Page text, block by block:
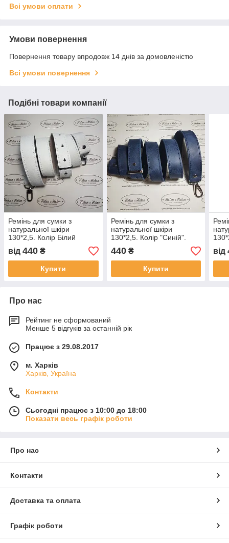
Всі умови оплати
Умови повернення
Повернення товару впродовж 14 днів за домовленістю
Всі умови повернення
Подібні товари компанії
Ремінь для сумки з
натуральної шкіри
130*2,5. Колір Білий
від 440 ₴
Купити
Ремінь для сумки з
натуральної шкіри
130*2,5. Колір "Синій".
440₴
Купити
від
Про нас
Рейтинг не сформований
Менше 5 відгуків за останній рік
Працює з 29.08.2017
м. Харків
Харків, Україна
Контакти
Сьогодні працює з 10:00 до 18:00
Показати весь графік роботи
Про нас
Контакти
Доставка та оплата
Графік роботи